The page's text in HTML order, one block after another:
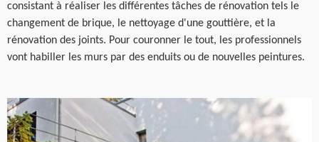
consistant à réaliser les différentes tâches de rénovation tels le
changement de brique, le nettoyage d'une gouttière, et la
rénovation des joints. Pour couronner le tout, les professionnels
vont habiller les murs par des enduits ou de nouvelles peintures.